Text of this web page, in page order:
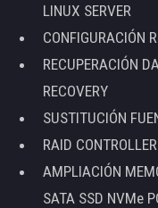
LINUX SERVER
CONFIGURACIÓN
RECUPERACIÓN
RECOVERY
SUSTITUCIÓN
RAID
AMPLIACIÓN
SATA SSD NVMe